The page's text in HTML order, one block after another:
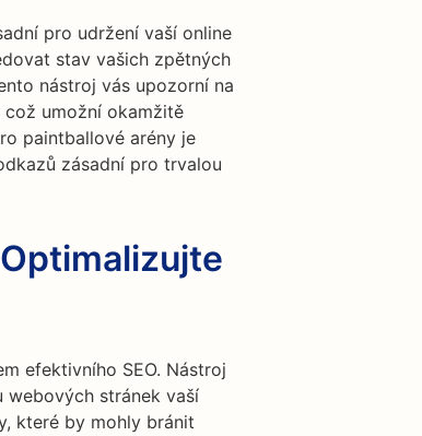
pro udržení vaší online
stav vašich zpětných
nástroj vás upozorní na
umožní okamžitě
paintballové arény je
zásadní pro trvalou
efektivního SEO. Nástroj
webových stránek vaší
které by mohly bránit